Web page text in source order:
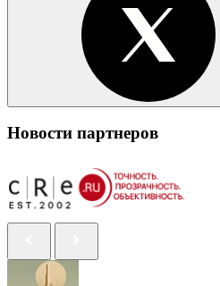
Новости партнеров